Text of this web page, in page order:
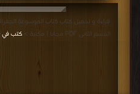
قراءة و تحميل كتاب كتاب الموسوعة
القسم الثانى PDF مجانا | مكتبة >
كتب في Download Free